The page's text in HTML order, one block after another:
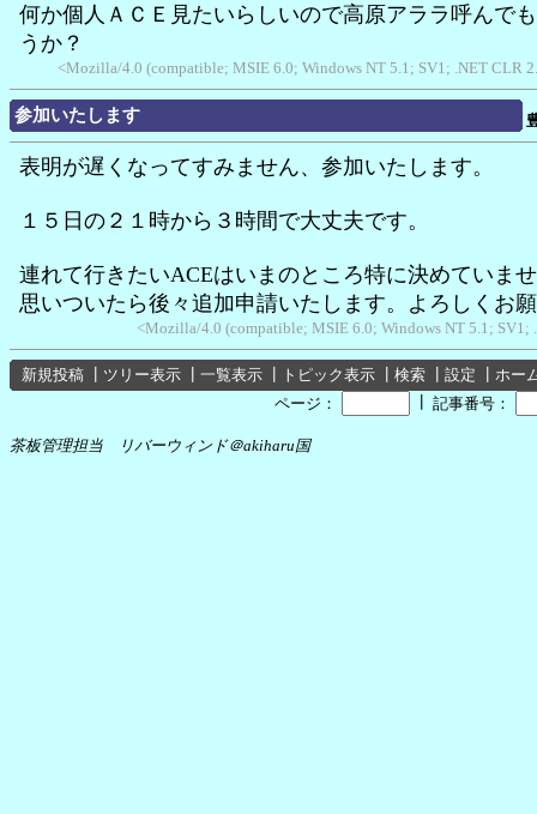
何か個人ＡＣＥ見たいらしいので高原アララ呼んで
うか？
<Mozilla/4.0 (compatible; MSIE 6.0; Windows NT 5.1; SV1; .NET
参加いたします
表明が遅くなってすみません、参加いたします。
１５日の２１時から３時間で大丈夫です。
連れて行きたいACEはいまのところ特に決めていま
思いついたら後々追加申請いたします。よろしくお
<Mozilla/4.0 (compatible; MSIE 6.0; Windows NT 5.1;
新規投稿 ツリー表示 一覧表示 トピック表示 検索 設定
ホー
ページ：
記事番号：
茶板管理担当 リバーウィンド＠akiharu国